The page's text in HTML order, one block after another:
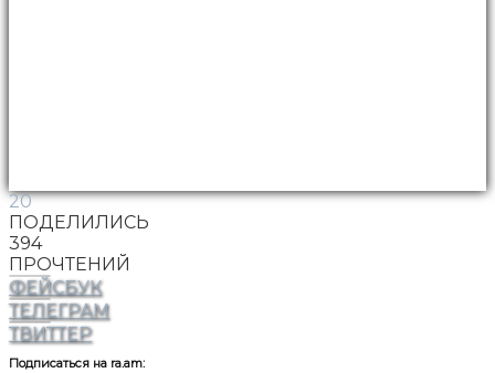
20
ПОДЕЛИЛИСЬ
394
ПРОЧТЕНИЙ
ФЕЙСБУК
ТЕЛЕГРАМ
ТВИТТЕР
Подписаться на ra.am: